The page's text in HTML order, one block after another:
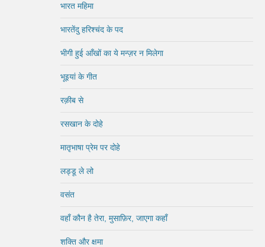
भारत महिमा
भारतेंदु हरिश्चंद के पद
भीगी हुई आँखों का ये मन्ज़र न मिलेगा
भूइयां के गीत
रक़ीब से
रसखान के दोहे
मातृभाषा प्रेम पर दोहे
लड्डू ले लो
वसंत
वहाँ कौन है तेरा, मुसाफ़िर, जाएगा कहाँ
शक्ति और क्षमा